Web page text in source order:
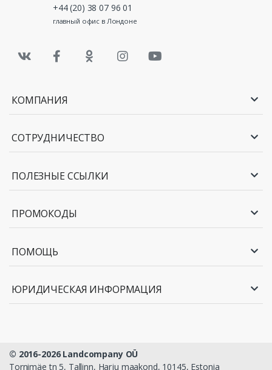
+44 (20) 38 07 96 01
главный офис в Лондоне
КОМПАНИЯ
СОТРУДНИЧЕСТВО
ПОЛЕЗНЫЕ ССЫЛКИ
ПРОМОКОДЫ
ПОМОЩЬ
ЮРИДИЧЕСКАЯ ИНФОРМАЦИЯ
© 2016-2026 Landcompany OÜ
Tornimäe tn 5, Tallinn, Harju maakond, 10145, Estonia